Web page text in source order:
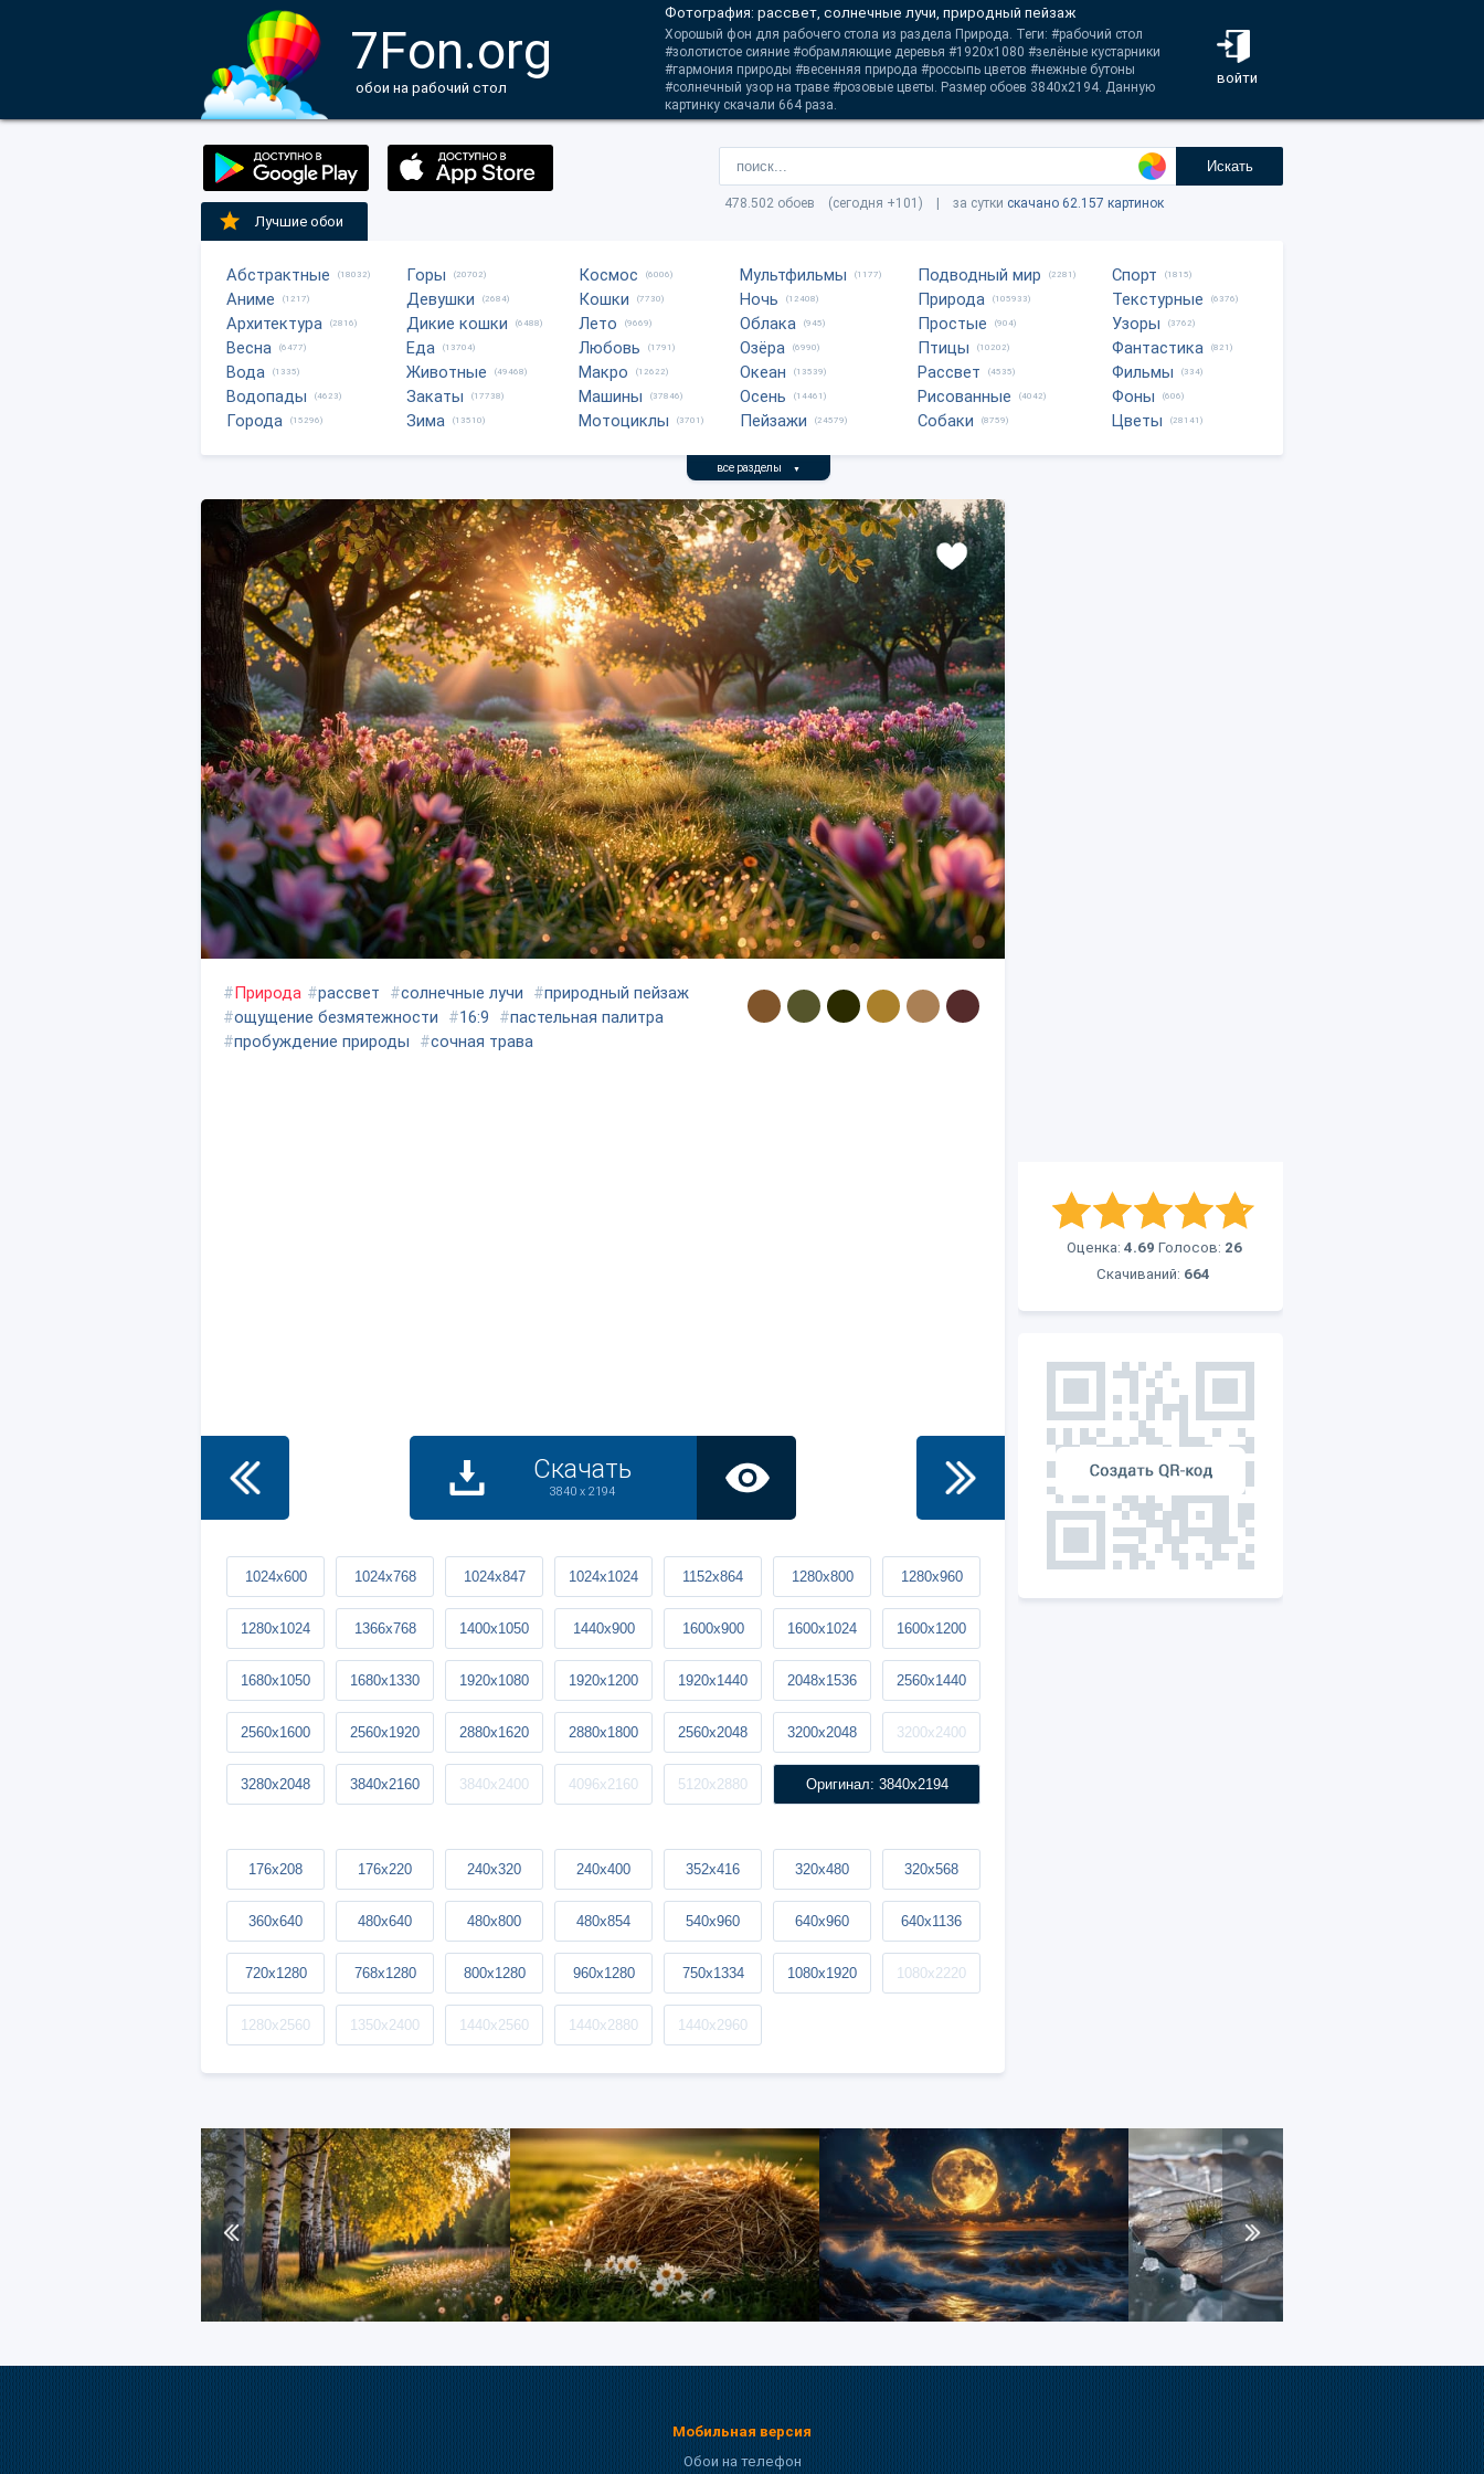
7Fon.org
обои на рабочий стол
войти
Фотография: рассвет, солнечные лучи, природный пейзаж
Хорошый фон для рабочего стола из раздела Природа. Теги: #рабочий стол
#золотистое сияние #обрамляющие деревья #1920х1080 #зелёные кустарники
#гармония природы #весенняя природа #россыпь цветов #нежные бутоны
#солнечный узор на траве #розовые цветы. Размер обоев 3840x2194. Данную
картинку скачали 664 раза.
Искать
478.502 обоев (сегодня +101) | за сутки скачано 62.157 картинок
Лучшие обои
Абстрактные (18032)
Аниме (1217)
Архитектура (2816)
Весна (6477)
Вода (1335)
Водопады (4623)
Города (15296)
Горы (20702)
Девушки (2684)
Дикие кошки (6488)
Еда (13704)
Животные (49468)
Закаты (17738)
Зима (13510)
Космос (6006)
Кошки (7730)
Лето (9669)
Любовь (1791)
Макро (12622)
Машины (37846)
Мотоциклы (3701)
Мультфильмы (1177)
Ночь (12408)
Облака (945)
Озёра (6990)
Океан (13539)
Осень (14461)
Пейзажи (24579)
Подводный мир (2281)
Природа (105933)
Простые (904)
Птицы (10202)
Рассвет (4535)
Рисованные (4042)
Собаки (8759)
Спорт (1815)
Текстурные (6376)
Узоры (3762)
Фантастика (821)
Фильмы (334)
Фоны (606)
Цветы (28141)
все разделы ▼
Оценка: 4.69 Голосов: 26
Скачиваний: 664
#Природа #рассвет #солнечные лучи #природный пейзаж
#ощущение безмятежности #16:9 #пастельная палитра
#пробуждение природы #сочная трава
Скачать
3840 x 2194
1024x600 1024x768 1024x847 1024x1024 1152x864 1280x800 1280x960
1280x1024 1366x768 1400x1050 1440x900 1600x900 1600x1024 1600x1200
1680x1050 1680x1330 1920x1080 1920x1200 1920x1440 2048x1536 2560x1440
2560x1600 2560x1920 2880x1620 2880x1800 2560x2048 3200x2048 3200x2400
3280x2048 3840x2160 3840x2400 4096x2160 5120x2880 Оригинал: 3840x2194
176x208 176x220 240x320 240x400 352x416 320x480 320x568
360x640 480x640 480x800 480x854 540x960 640x960 640x1136
720x1280 768x1280 800x1280 960x1280 750x1334 1080x1920 1080x2220
1280x2560 1350x2400 1440x2560 1440x2880 1440x2960
Мобильная версия
Обои на телефон